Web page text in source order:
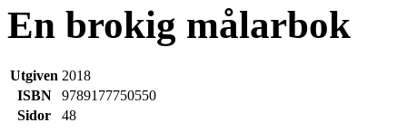
En brokig målarbok
Utgiven 2018
ISBN
9789177750550
Sidor
48